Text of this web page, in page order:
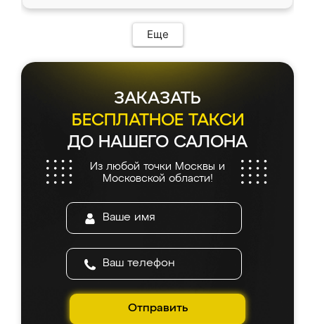
Еще
ЗАКАЗАТЬ
БЕСПЛАТНОЕ ТАКСИ
ДО НАШЕГО САЛОНА
Из любой точки Москвы и
Московской области!
Отправить